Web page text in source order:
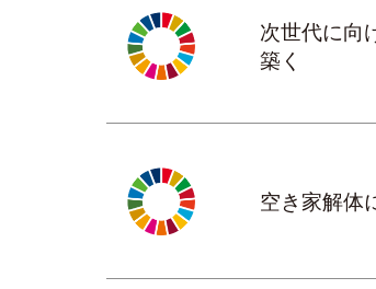
次世代に向
築く
空き家解体